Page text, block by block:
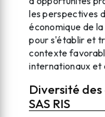
les perspectives
économique de
pour s'établir et
contexte
internationaux et
Diversité des
SAS RIS